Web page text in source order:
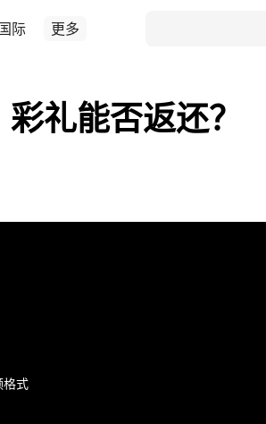
际 更多
礼能否返还？
格式